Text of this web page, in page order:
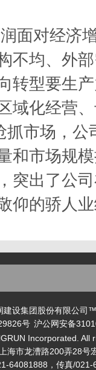
面对经济
不均、外
转型要生
域化经营
抓市场，公
和市场规
突出了公
仰的骄人
建设集团股份有限公司
号 沪公网安备
Incorporated. All
海市龙漕路200弄28号
64081888，传真/021-